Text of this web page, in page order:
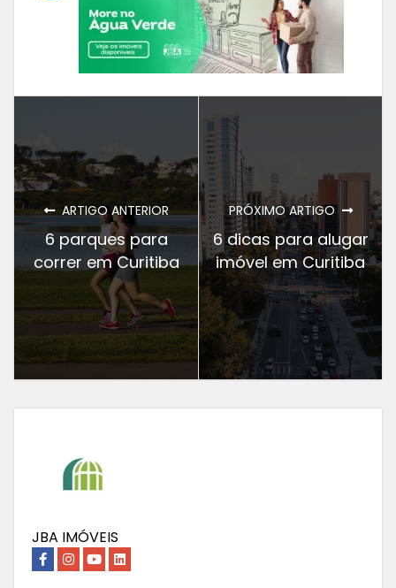
ARTIGO ANTERIOR
6 parques para
correr em Curitiba
PRÓXIMO ARTIGO
6 dicas para alugar
imóvel em Curitiba
JBA IMÓVEIS